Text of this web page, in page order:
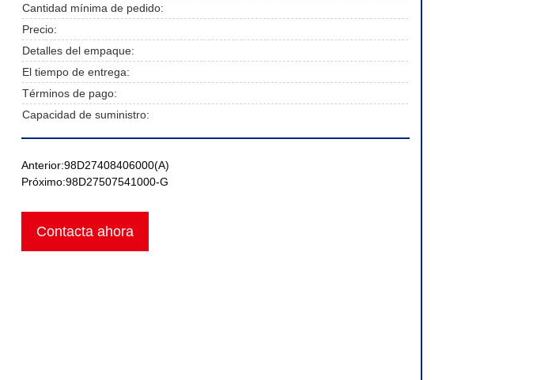
Cantidad mínima de pedido:
Precio:
Detalles del empaque:
El tiempo de entrega:
Términos de pago:
Capacidad de suministro:
Anterior:98D27408406000(A)
Próximo:98D27507541000-G
Contacta ahora